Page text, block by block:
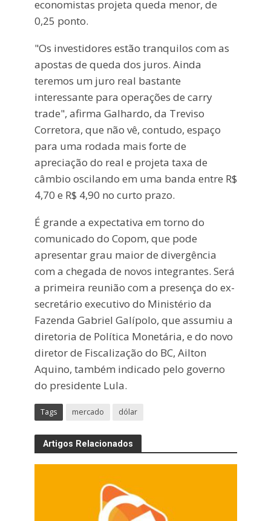
economistas projeta queda menor, de
0,25 ponto.
"Os investidores estão tranquilos com as
apostas de queda dos juros. Ainda
teremos um juro real bastante
interessante para operações de carry
trade", afirma Galhardo, da Treviso
Corretora, que não vê, contudo, espaço
para uma rodada mais forte de
apreciação do real e projeta taxa de
câmbio oscilando em uma banda entre R$
4,70 e R$ 4,90 no curto prazo.
É grande a expectativa em torno do
comunicado do Copom, que pode
apresentar grau maior de divergência
com a chegada de novos integrantes. Será
a primeira reunião com a presença do ex-
secretário executivo do Ministério da
Fazenda Gabriel Galípolo, que assumiu a
diretoria de Política Monetária, e do novo
diretor de Fiscalização do BC, Ailton
Aquino, também indicado pelo governo
do presidente Lula.
Tags mercado dólar
Artigos Relacionados